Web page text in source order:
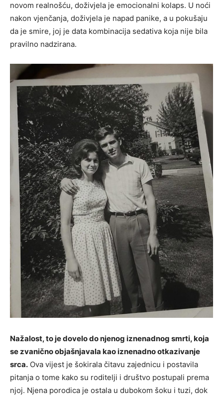
novom realnošću, doživjela je emocionalni kolaps. U noći
nakon vjenčanja, doživjela je napad panike, a u pokušaju
da je smire, joj je data kombinacija sedativa koja nije bila
pravilno nadzirana.
Nažalost, to je dovelo do njenog iznenadnog smrti, koja
se zvanično objašnjavala kao iznenadno otkazivanje
srca. Ova vijest je šokirala čitavu zajednicu i postavila
pitanja o tome kako su roditelji i društvo postupali prema
njoj. Njena porodica je ostala u dubokom šoku i tuzi, dok